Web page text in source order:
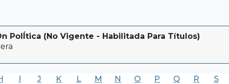
PolÍtica (No Vigente - Habilitada Para Títulos)
I J K L M N O P Q R S